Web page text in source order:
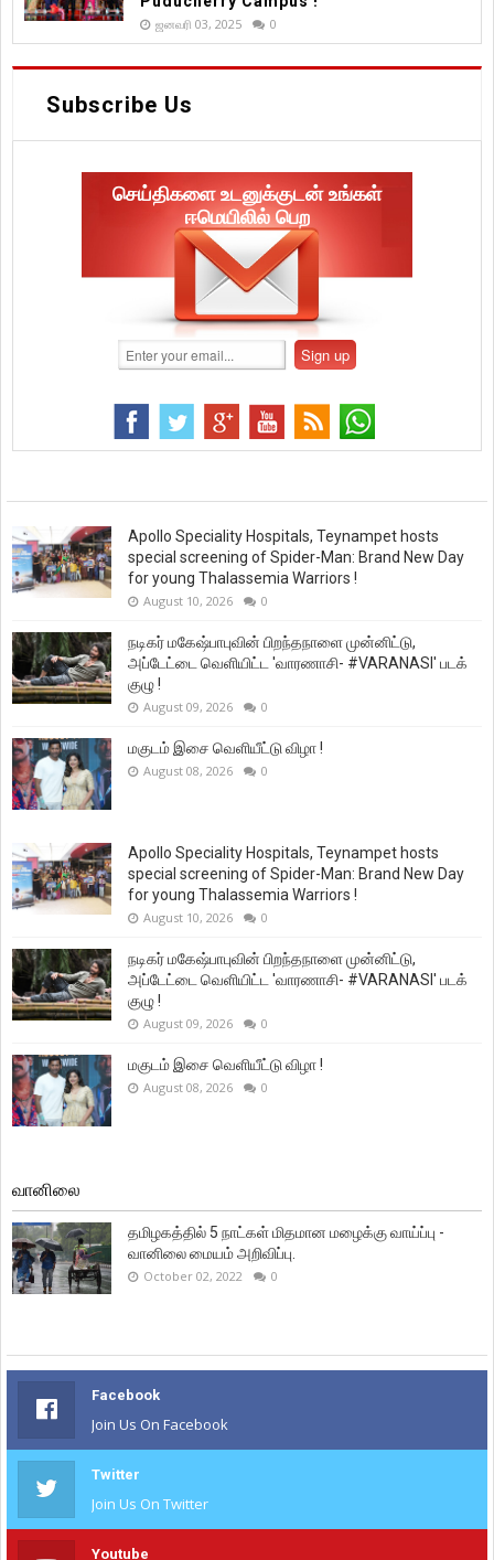
ஜனவரி 03, 2025 0
Subscribe Us
செய்திகளை உடனுக்குடன் உங்கள்
ஈமெயிலில் பெற
Apollo Speciality Hospitals, Teynampet hosts
special screening of Spider-Man: Brand New Day
for young Thalassemia Warriors !
August 10, 2026 0
நடிகர் மகேஷ்பாபுவின் பிறந்தநாளை முன்னிட்டு,
அப்டேட்டை வெளியிட்ட 'வாரணாசி- #VARANASI' படக்
குழு !
August 09, 2026 0
மகுடம் இசை வெளியீட்டு விழா !
August 08, 2026 0
Apollo Speciality Hospitals, Teynampet hosts
special screening of Spider-Man: Brand New Day
for young Thalassemia Warriors !
August 10, 2026 0
நடிகர் மகேஷ்பாபுவின் பிறந்தநாளை முன்னிட்டு,
அப்டேட்டை வெளியிட்ட 'வாரணாசி- #VARANASI' படக்
குழு !
August 09, 2026 0
மகுடம் இசை வெளியீட்டு விழா !
August 08, 2026 0
வானிலை
தமிழகத்தில் 5 நாட்கள் மிதமான மழைக்கு வாய்ப்பு -
வானிலை மையம் அறிவிப்பு.
October 02, 2022 0
Facebook
Join Us On Facebook
Twitter
Join Us On Twitter
Youtube